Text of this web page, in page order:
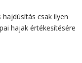
csak ilyen
hajak értékesítésére